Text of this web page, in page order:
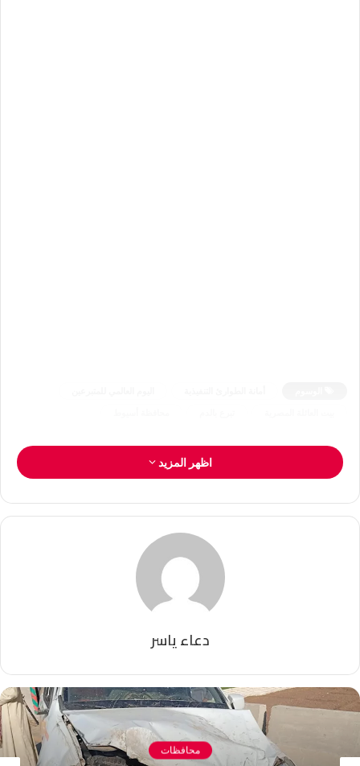
اظهر المزيد
دعاء ياسر
محافظات